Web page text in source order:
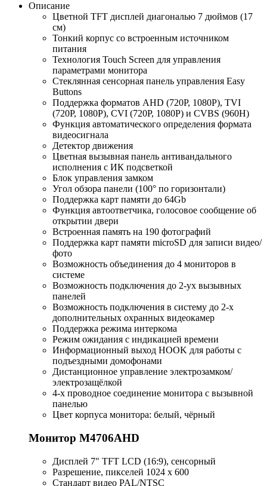
Описание
Цветной TFT дисплей диагональю 7 дюймов (17
см)
Тонкий корпус со встроенным источником
питания
Технология Touch Screen для управления
параметрами монитора
Стеклянная сенсорная панель управления Easy
Buttons
Поддержка форматов AHD (720P, 1080P), TVI
(720P, 1080P), CVI (720P, 1080P) и CVBS (960H)
Функция автоматического определения формата
видеосигнала
Детектор движения
Цветная вызывная панель антивандального
исполнения с ИК подсветкой
Блок управления замком
Угол обзора панели (100° по горизонтали)
Поддержка карт памяти до 64Gb
Функция автоответчика, голосовое сообщение об
открытии двери
Встроенная память на 190 фотографий
Поддержка карт памяти microSD для записи видео/
фото
Возможность объединения до 4 мониторов в
системе
Возможность подключения до 2-ух вызывных
панелей
Возможность подключения в систему до 2-х
дополнительных охранных видеокамер
Поддержка режима интеркома
Режим ожидания с индикацией времени
Информационный выход HOOK для работы с
подъездными домофонами
Дистанционное управление электрозамком/
электрозащёлкой
4-х проводное соединение монитора с вызывной
панелью
Цвет корпуса монитора: белый, чёрный
Монитор M4706AHD
Дисплей 7" TFT LCD (16:9), сенсорный
Разрешение, пикселей 1024 x 600
Стандарт видео PAL/NTSC